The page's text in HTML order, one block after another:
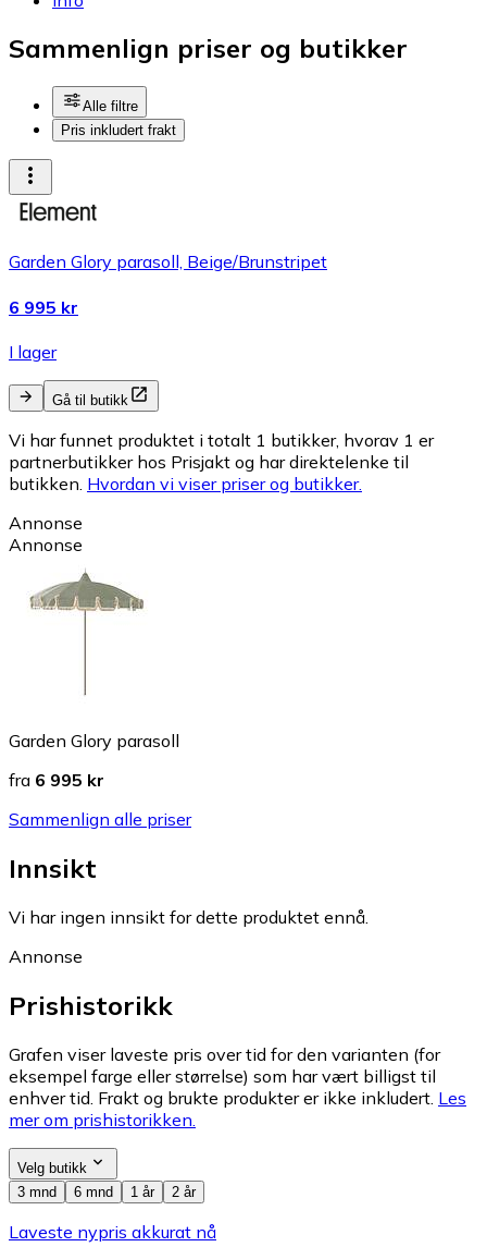
Sammenlign priser og butikker
Alle filtre
Pris inkludert frakt
Garden Glory parasoll, Beige/Brunstripet
6 995 kr
I lager
Gå til butikk
Vi har funnet produktet i totalt 1 butikker, hvorav 1 er
partnerbutikker hos Prisjakt og har direktelenke til
butikken. Hvordan vi viser priser og butikker.
Annonse
Annonse
Garden Glory parasoll
fra 6 995 kr
Sammenlign alle priser
Innsikt
Vi har ingen innsikt for dette produktet ennå.
Annonse
Prishistorikk
Grafen viser laveste pris over tid for den varianten (for
eksempel farge eller størrelse) som har vært billigst til
enhver tid. Frakt og brukte produkter er ikke inkludert. Les
mer om prishistorikken.
Velg butikk
3 mnd
6 mnd 1 år 2 år
Laveste nypris akkurat nå